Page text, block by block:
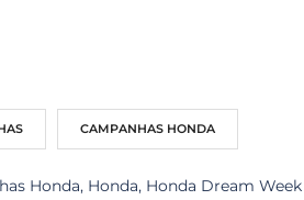
CAMPANHAS HONDA
Honda, Honda, Honda Dream Week